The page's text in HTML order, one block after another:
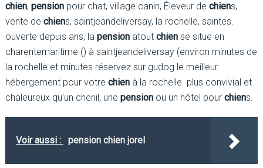
chien, pensionpour chat, village canin, Éleveur de chiens,
vente de chiens, saintjeandeliversay, la rochelle, saintes.
ouverte depuis ans, la pensionatout chiense situe en
charentemaritime () à saintjeandeliversay (environ minutes de
la rochelle et minutes réservez sur gudog le meilleur
hébergement pour votre chienà la rochelle. plus convivial et
chaleureux qu’un chenil, une pensionou un hôtel pour chiens.
Voir aussi : pension chien jorel